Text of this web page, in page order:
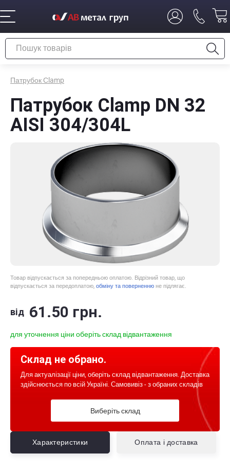
Патрубок Сlamp
Патрубок Сlamp DN 32
AISI 304/304L
Товар відпускається за попередньою оплатою. Відрізний товар, що
відпускається за передоплатою, обміну та поверненню не підлягає.
від 61 .50 грн.
для уточнення ціни оберіть склад відвантаження
Склад не обрано.
Для актуалізації ціни, оберіть склад відвантаження. Доставка
здійснюється по всій Україні. Самовивіз - з обраних складів
Виберіть склад
Характеристики Оплата і доставка